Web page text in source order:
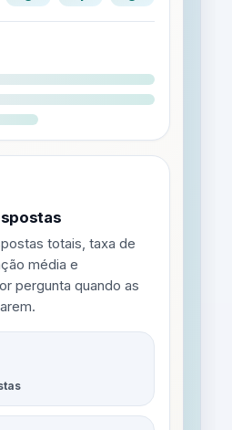
totais, taxa de
média e
pergunta quando as